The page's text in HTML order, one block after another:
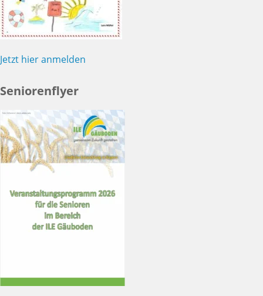
Jetzt hier anmelden
Seniorenflyer